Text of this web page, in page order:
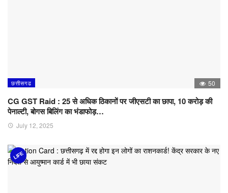
छत्तीसगढ 50
CG GST Raid : 25 से अधिक ठिकानों पर जीएसटी का छापा, 10 करोड़ की
पेनाल्टी, बोगस बिलिंग का भंडाफोड़…
July 12, 2025
LIFE